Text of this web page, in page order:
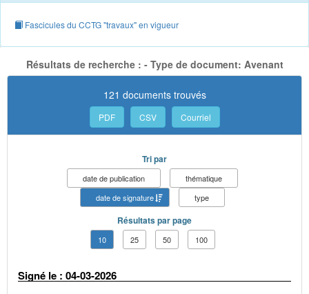
Fascicules du CCTG "travaux" en vigueur
Résultats de recherche : - Type de document: Avenant
121 documents trouvés
PDF CSV Courriel
Tri par
date de publication
thématique
date de signature
type
Résultats par page
10 25 50 100
Signé le : 04-03-2026